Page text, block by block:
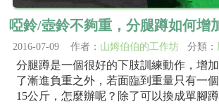
啞鈴/壺鈴不夠重，分腿蹲如何增
2016-07-09 作者： 山姆伯伯的工作坊 分類：
分腿蹲是一個很好的下肢訓練動作，增
了漸進負重之外，若面臨到重量只有一
15公斤，怎麼辦呢？除了可以換成單腳